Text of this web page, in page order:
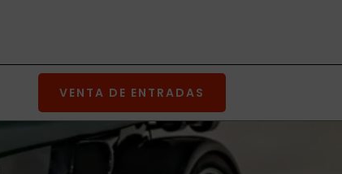
VENTA DE ENTRADAS